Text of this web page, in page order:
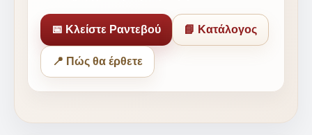
📅 Κλείστε Ραντεβού 📘 Κατάλογος
📍 Πώς θα έρθετε